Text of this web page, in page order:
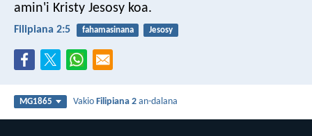
amin'i Kristy Jesosy koa.
Filipiana 2:5 fahamasinana Jesosy
MG1865 VakioFilipiana 2 an-dalana